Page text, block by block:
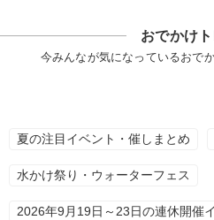
おでかけ
今みんなが気になっているおで
夏の注目イベント・催しまとめ
水かけ祭り・ウォーターフェス
2026年9月19日～23日の連休開催